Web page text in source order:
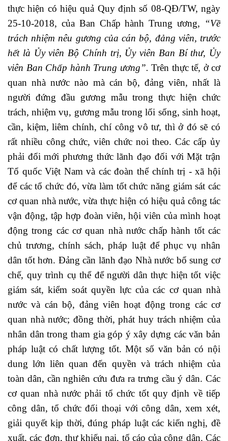
thực hiện có hiệu quả Quy định số 08-QĐ/TW, ngày
25-10-2018, của Ban Chấp hành Trung ương, “Về
trách nhiệm nêu gương của cán bộ, đảng viên, trước
hết là Ủy viên Bộ Chính trị, Ủy viên Ban Bí thư, Ủy
viên Ban Chấp hành Trung ương”. Trên thực tế, ở cơ
quan nhà nước nào mà cán bộ, đảng viên, nhất là
người đứng đầu gương mẫu trong thực hiện chức
trách, nhiệm vụ, gương mẫu trong lối sống, sinh hoạt,
cần, kiệm, liêm chính, chí công vô tư, thì ở đó sẽ có
rất nhiều công chức, viên chức noi theo. Các cấp ủy
phải đổi mới phương thức lãnh đạo đối với Mặt trận
Tổ quốc Việt Nam và các đoàn thể chính trị - xã hội
để các tổ chức đó, vừa làm tốt chức năng giám sát các
cơ quan nhà nước, vừa thực hiện có hiệu quả công tác
vận động, tập hợp đoàn viên, hội viên của mình hoạt
động trong các cơ quan nhà nước chấp hành tốt các
chủ trương, chính sách, pháp luật để phục vụ nhân
dân tốt hơn. Đảng cần lãnh đạo Nhà nước bổ sung cơ
chế, quy trình cụ thể để người dân thực hiện tốt việc
giám sát, kiểm soát quyền lực của các cơ quan nhà
nước và cán bộ, đảng viên hoạt động trong các cơ
quan nhà nước; đồng thời, phát huy trách nhiệm của
nhân dân trong tham gia góp ý xây dựng các văn bản
pháp luật có chất lượng tốt. Một số văn bản có nội
dung lớn liên quan đến quyền và trách nhiệm của
toàn dân, cần nghiên cứu đưa ra trưng cầu ý dân. Các
cơ quan nhà nước phải tổ chức tốt quy định về tiếp
công dân, tổ chức đối thoại với công dân, xem xét,
giải quyết kịp thời, đúng pháp luật các kiến nghị, đề
xuất, các đơn, thư khiếu nại, tố cáo của công dân. Các